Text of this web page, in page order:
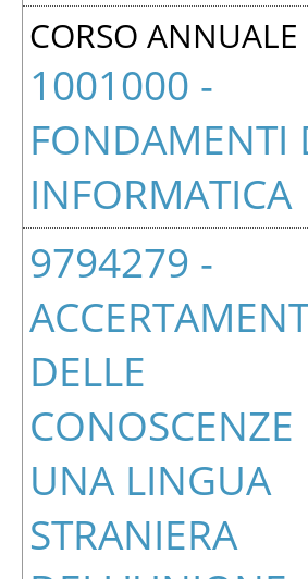
CORSO ANNUALE
1001000 -
FONDAMENTI
INFORMATICA
9794279 -
DELLE
CONOSCENZE
UNA LINGUA
STRANIERA